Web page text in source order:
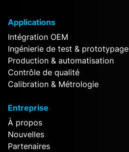
Applications
Intégration OEM
Ingénierie de test & prototypage
Production & automatisation
Contrôle de qualité
Calibration & Métrologie
Entreprise
À propos
Nouvelles
Partenaires